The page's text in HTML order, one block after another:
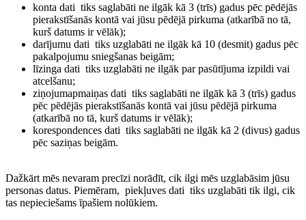
konta dati tiks saglabāti ne ilgāk kā 3 (trīs) gadus pēc pēdējās
pierakstīšanās kontā vai jūsu pēdējā pirkuma (atkarībā no tā,
kurš datums ir vēlāk);
darījumu dati tiks uzglabāti ne ilgāk kā 10 (desmit) gadus pēc
pakalpojumu sniegšanas beigām;
līzinga dati tiks uzglabāti ne ilgāk par pasūtījuma izpildi vai
atcelšanu;
ziņojumapmaiņas dati tiks saglabāti ne ilgāk kā 3 (trīs) gadus
pēc pēdējās pierakstīšanās kontā vai jūsu pēdējā pirkuma
(atkarībā no tā, kurš datums ir vēlāk);
korespondences dati tiks saglabāti ne ilgāk kā 2 (divus) gadus
pēc saziņas beigām.
Dažkārt mēs nevaram precīzi norādīt, cik ilgi mēs uzglabāsim jūsu
personas datus. Piemēram, piekļuves dati tiks uzglabāti tik ilgi, cik
tas nepieciešams īpašiem nolūkiem.